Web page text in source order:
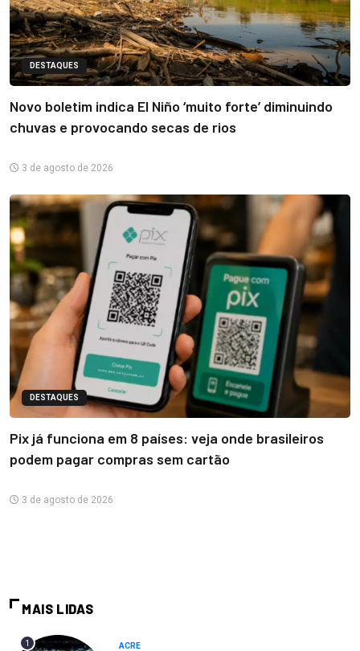
DESTAQUES
Novo boletim indica El Niño ‘muito forte’ diminuindo
chuvas e provocando secas de rios
3 de agosto de 2026
DESTAQUES
Pix já funciona em 8 países: veja onde brasileiros
podem pagar compras sem cartão
3 de agosto de 2026
MAIS LIDAS
1 ACRE